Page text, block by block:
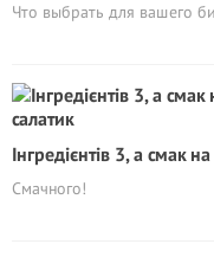
Что выбрать для вашего
Інгредієнтів 3, а смак
Смачного!